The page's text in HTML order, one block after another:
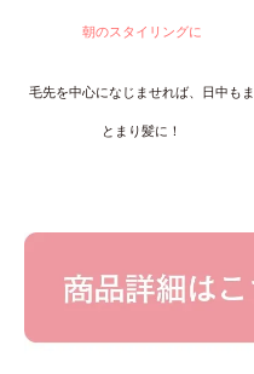
朝のスタイリングに
毛先を中心になじませれば、日中もま
とまり髪に！